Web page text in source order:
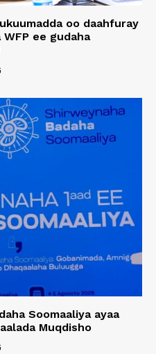
oo daahfuray
ee gudaha
Soomaaliya ayaa
Muqdisho